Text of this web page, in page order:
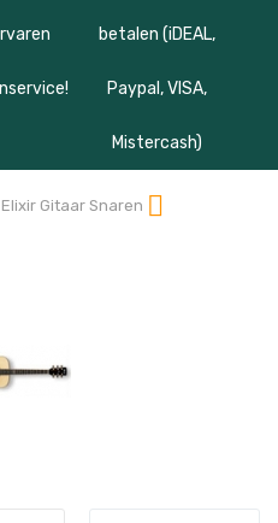
betalen (iDEAL,
Paypal, VISA,
Mistercash)
Elixir Gitaar Snaren